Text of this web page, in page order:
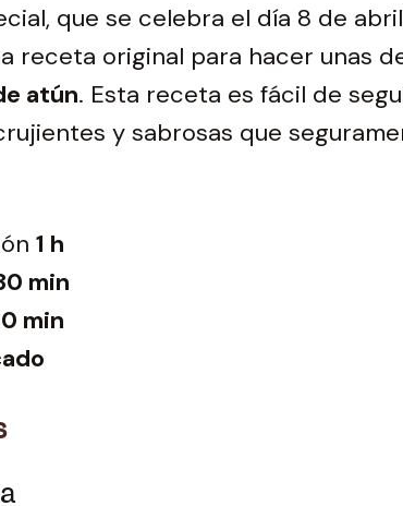
que se celebra el día 8 de
receta original para hacer unas
atún. Esta receta es fácil de
y sabrosas que
1 h
min
min